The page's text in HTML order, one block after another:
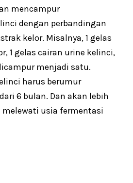
mencampur
dengan perbandingan
kelor. Misalnya, 1 gelas
1 gelas cairan urine kelinci,
menjadi satu.
harus berumur
6 bulan. Dan akan lebih
usia fermentasi